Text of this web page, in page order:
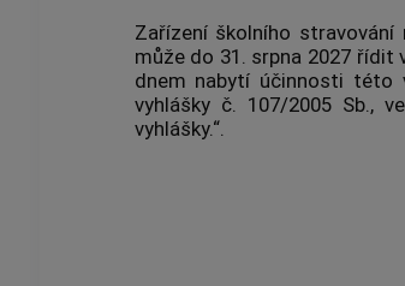
Zařízení školního
může do 31. srpna 2027 řídit
dnem nabytí účinnosti této
vyhlášky č. 107/2005 Sb.,
vyhlášky.“.